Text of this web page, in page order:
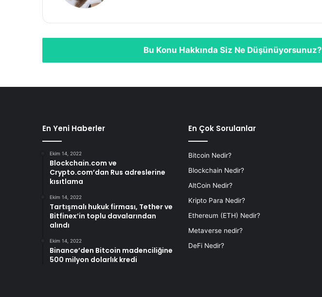
Bu Konu Hakkında Siz Ne Düşünüyorsunuz?
En Yeni Haberler
Ekim 14, 2022
Blockchain.com ve
Crypto.com’dan Rus adreslerine
kısıtlama
Ekim 14, 2022
Tartışmalı hukuk firması, Tether ve
Bitfinex’in toplu davalarından
alındı
Ekim 14, 2022
Binance’den Bitcoin madenciliğine
500 milyon dolarlık kredi
En Çok Sorulanlar
Bitcoin Nedir?
Blockchain Nedir?
AltCoin Nedir?
Kripto Para Nedir?
Ethereum (ETH) Nedir?
Metaverse nedir?
DeFi Nedir?